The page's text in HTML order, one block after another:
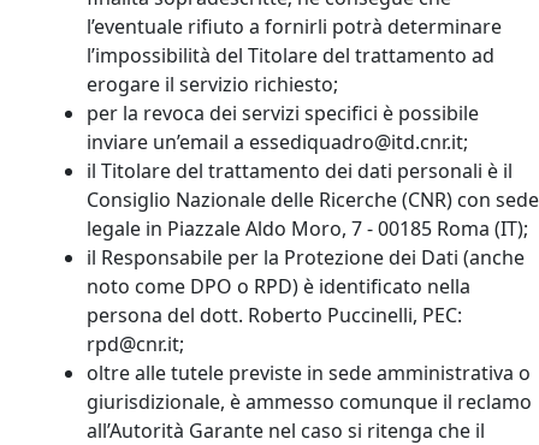
l’eventuale rifiuto a fornirli potrà determinare
l’impossibilità del Titolare del trattamento ad
erogare il servizio richiesto;
per la revoca dei servizi specifici è possibile
inviare un’email a essediquadro@itd.cnr.it;
il Titolare del trattamento dei dati personali è il
Consiglio Nazionale delle Ricerche (CNR) con sede
legale in Piazzale Aldo Moro, 7 - 00185 Roma (IT);
il Responsabile per la Protezione dei Dati (anche
noto come DPO o RPD) è identificato nella
persona del dott. Roberto Puccinelli, PEC:
rpd@cnr.it;
oltre alle tutele previste in sede amministrativa o
giurisdizionale, è ammesso comunque il reclamo
all’Autorità Garante nel caso si ritenga che il